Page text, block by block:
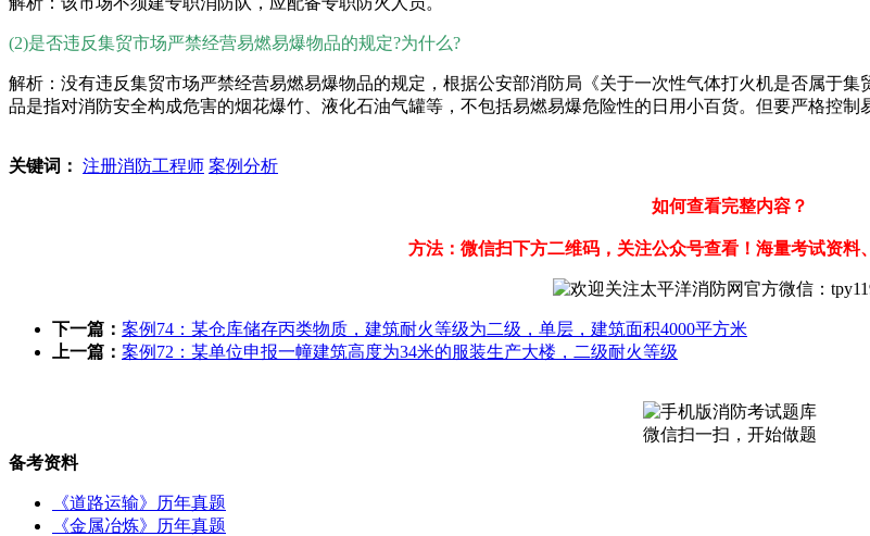
(2)是否违反集贸市场严禁经营易燃易爆物品的规定?为什么?
解析：没有违反集贸市场严禁经营易燃易爆物品的规定，根据公安部消防局《关于一次性气体打火机是否属于
品是指对消防安全构成危害的烟花爆竹、液化石油气罐等，不包括易燃易爆危险性的日用小百货。但要严格控制
关键词： 注册消防工程师 案例分析
如何查看完整内容？
方法：微信扫下方二维码，关注公众号查看！海量考试资料
下一篇： 案例74：某仓库储存丙类物质，建筑耐火等级为二级，单层，建筑面积4000平方米
上一篇： 案例72：某单位申报一幢建筑高度为34米的服装生产大楼，二级耐火等级
微信扫一扫，开始做题
备考资料
《道路运输》历年真题
《金属冶炼》历年真题